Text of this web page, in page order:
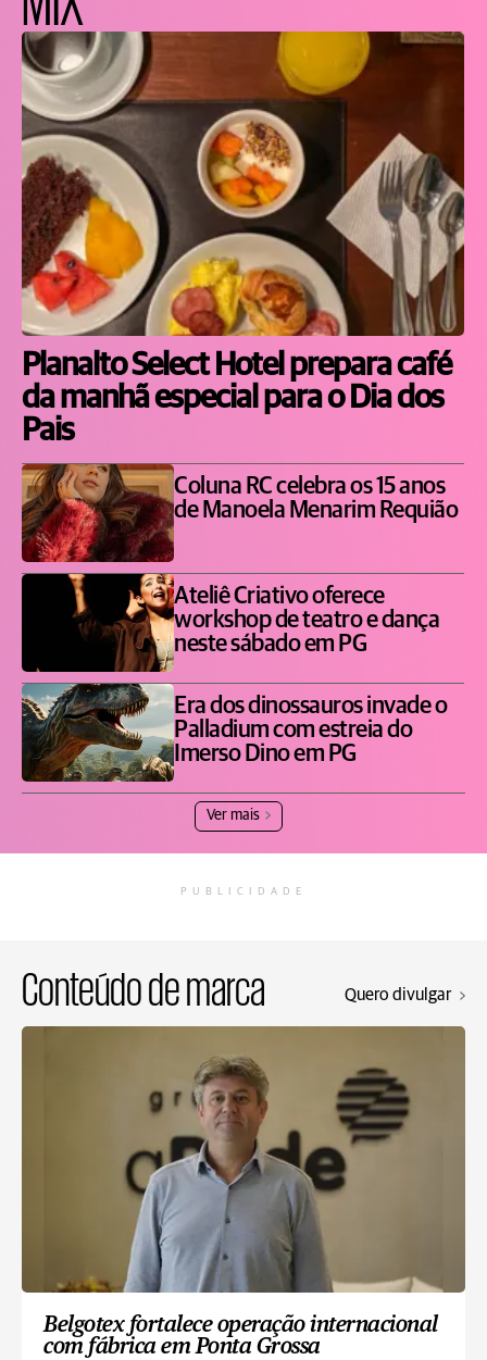
Planalto Select Hotel prepara café
da manhã especial para o Dia dos
Pais
Coluna RC celebra os 15 anos
de Manoela Menarim Requião
Ateliê Criativo oferece
workshop de teatro e dança
neste sábado em PG
Era dos dinossauros invade o
Palladium com estreia do
Imerso Dino em PG
Ver mais
PUBLICIDADE
Conteúdo de marca Quero divulgar
Belgotex fortalece operação internacional
com fábrica em Ponta Grossa